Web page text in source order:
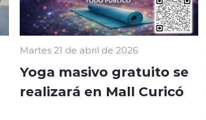
Martes 21 de abril de 2026
Yoga masivo gratuito se
realizará en Mall Curicó